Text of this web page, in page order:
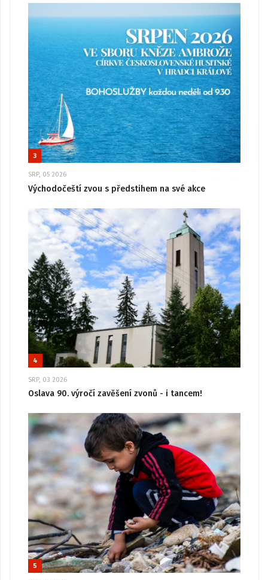
3
SRP, 05 2026
Východočeští zvou s předstihem na své akce
4
SRP, 03 2026
Oslava 90. výročí zavěšení zvonů - i tancem!
5